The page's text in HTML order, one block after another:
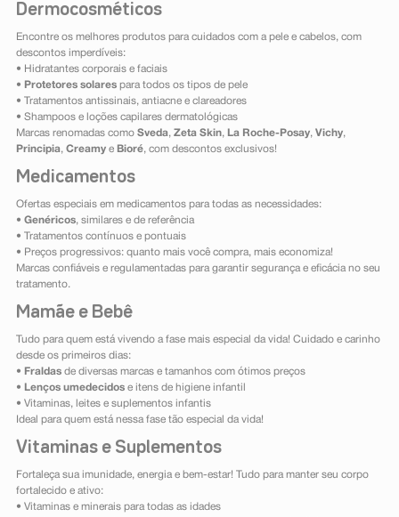
Dermocosméticos
Encontre os melhores produtos para cuidados com a pele e cabelos, com
descontos imperdíveis:
• Hidratantes corporais e faciais
• Protetores solarespara todos os tipos de pele
• Tratamentos antissinais, antiacne e clareadores
• Shampoos e loções capilares dermatológicas
Marcas renomadas como Sveda, Zeta Skin, La Roche-Posay, Vichy,
Principia, Creamye Bioré, com descontos exclusivos!
Medicamentos
Ofertas especiais em medicamentos para todas as necessidades:
• Genéricos, similares e de referência
• Tratamentos contínuos e pontuais
• Preços progressivos: quanto mais você compra, mais economiza!
Marcas confiáveis e regulamentadas para garantir segurança e eficácia no seu
tratamento.
Mamãe e Bebê
Tudo para quem está vivendo a fase mais especial da vida! Cuidado e carinho
desde os primeiros dias:
• Fraldasde diversas marcas e tamanhos com ótimos preços
•
Lenços umedecidose itens de higiene infantil
• Vitaminas, leites e suplementos infantis
Ideal para quem está nessa fase tão especial da vida!
Vitaminas e Suplementos
Fortaleça sua imunidade, energia e bem-estar! Tudo para manter seu corpo
fortalecido e ativo:
• Vitaminas e minerais para todas as idades